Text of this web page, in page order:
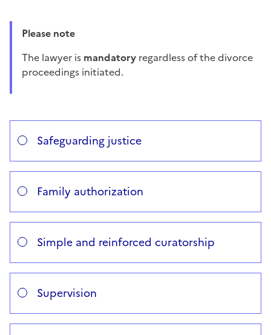
Please note
The lawyer is mandatory regardless of the divorce
proceedings initiated.
Répondez aux questions successives et les réponses
Vous avez choisi
Safeguarding justice
Family authorization
Simple and reinforced curatorship
Supervision